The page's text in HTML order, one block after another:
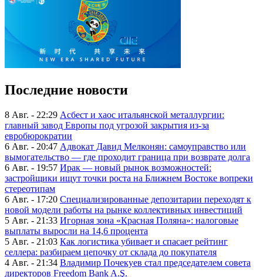
Последние новости
8 Авг. - 22:29 Асбест и хаос итальянской металлургии:
главный завод Европы под угрозой закрытия из-за
евробюрократии
6 Авг. - 20:47 Адвокат Давид Мелконян: самоуправство или
вымогательство — где проходит граница при возврате долга
6 Авг. - 19:57 Ирак — новый рынок возможностей:
застройщики ищут точки роста на Ближнем Востоке вопреки
стереотипам
6 Авг. - 17:20 Специализированные депозитарии переходят к
новой модели работы на рынке коллективных инвестиций
5 Авг. - 21:33 Игорная зона «Красная Поляна»: налоговые
выплаты выросли на 14,6 процента
5 Авг. - 21:03 Как логистика убивает и спасает рейтинг
селлера: разбираем цепочку от склада до покупателя
4 Авг. - 21:34 Владимир Почекуев стал председателем совета
директоров Freedom Bank A.Ş.